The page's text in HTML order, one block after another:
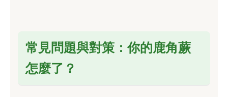
常見問題與對策：你的鹿角蕨
怎麼了？